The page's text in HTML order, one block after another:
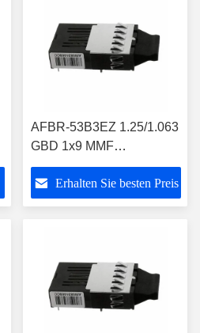
AFBR-53B3EZ 1.25/1.063
GBD 1x9 MMF
Transceiver für GbE und
Faser-Kanal/Lagerung
Erhalten Sie besten Preis